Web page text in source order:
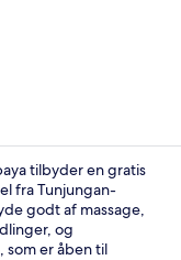
tilbyder en gratis
fra Tunjungan-
godt af massage,
og
som er åben til